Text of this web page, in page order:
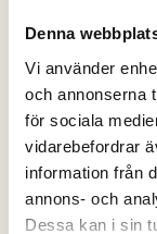
Denna
Vi använder
och annonserna
för sociala
vidarebefordrar
information från
annons- och
Dessa kan i sin